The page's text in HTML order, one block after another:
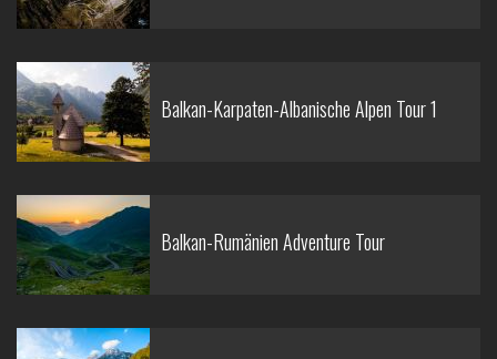
Balkan-Karpaten-Albanische Alpen Tour 1
Balkan-Rumänien Adventure Tour